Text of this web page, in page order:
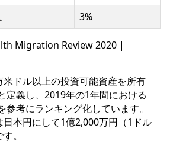
3%
Migration Review 2020 |
ドル以上の投資可能資産を所有
定義し、2019年の1年間における
考にランキング化しています。
本円にして1億2,000万円（1ドル
。